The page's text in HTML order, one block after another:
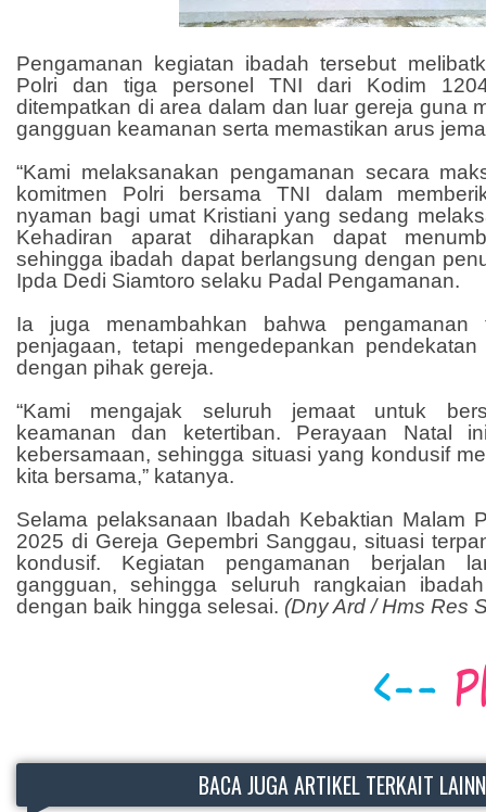
Pengamanan kegiatan ibadah tersebut
Polri dan tiga personel TNI dari Kodim
ditempatkan di area dalam dan luar gereja guna
gangguan keamanan serta memastikan arus
“Kami melaksanakan pengamanan secara
komitmen Polri bersama TNI dalam
nyaman bagi umat Kristiani yang sedang
Kehadiran aparat diharapkan dapat
sehingga ibadah dapat berlangsung dengan
Ipda Dedi Siamtoro selaku Padal Pengamanan.
Ia juga menambahkan bahwa pengamanan
penjagaan, tetapi mengedepankan
dengan pihak gereja.
“Kami mengajak seluruh jemaat untuk
keamanan dan ketertiban. Perayaan Natal
kebersamaan, sehingga situasi yang kondusif
kita bersama,” katanya.
Selama pelaksanaan Ibadah Kebaktian Malam
2025 di Gereja Gepembri Sanggau, situasi
kondusif. Kegiatan pengamanan berjalan
gangguan, sehingga seluruh rangkaian
dengan baik hingga selesai. (Dny Ard / Hms Res
BACA JUGA ARTIKEL TERKAIT